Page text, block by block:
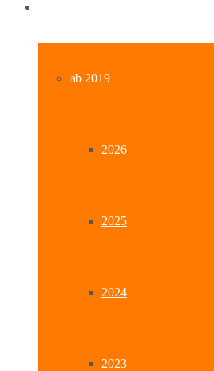
ab 2019
2026
2025
2024
2023